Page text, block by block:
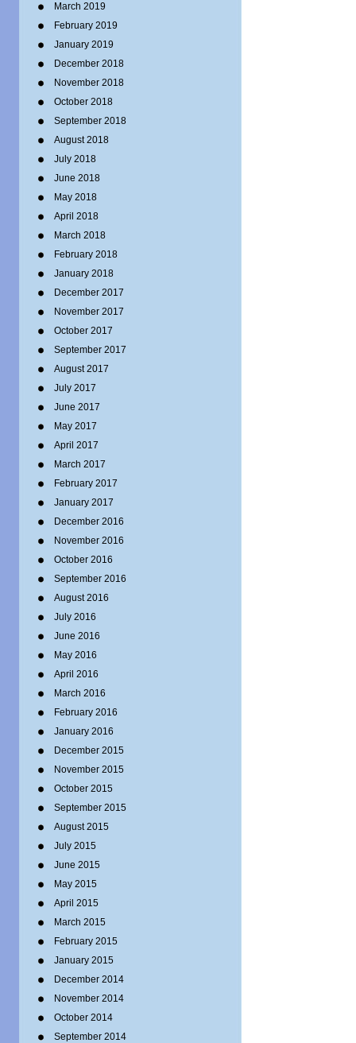
March 2019
February 2019
January 2019
December 2018
November 2018
October 2018
September 2018
August 2018
July 2018
June 2018
May 2018
April 2018
March 2018
February 2018
January 2018
December 2017
November 2017
October 2017
September 2017
August 2017
July 2017
June 2017
May 2017
April 2017
March 2017
February 2017
January 2017
December 2016
November 2016
October 2016
September 2016
August 2016
July 2016
June 2016
May 2016
April 2016
March 2016
February 2016
January 2016
December 2015
November 2015
October 2015
September 2015
August 2015
July 2015
June 2015
May 2015
April 2015
March 2015
February 2015
January 2015
December 2014
November 2014
October 2014
September 2014